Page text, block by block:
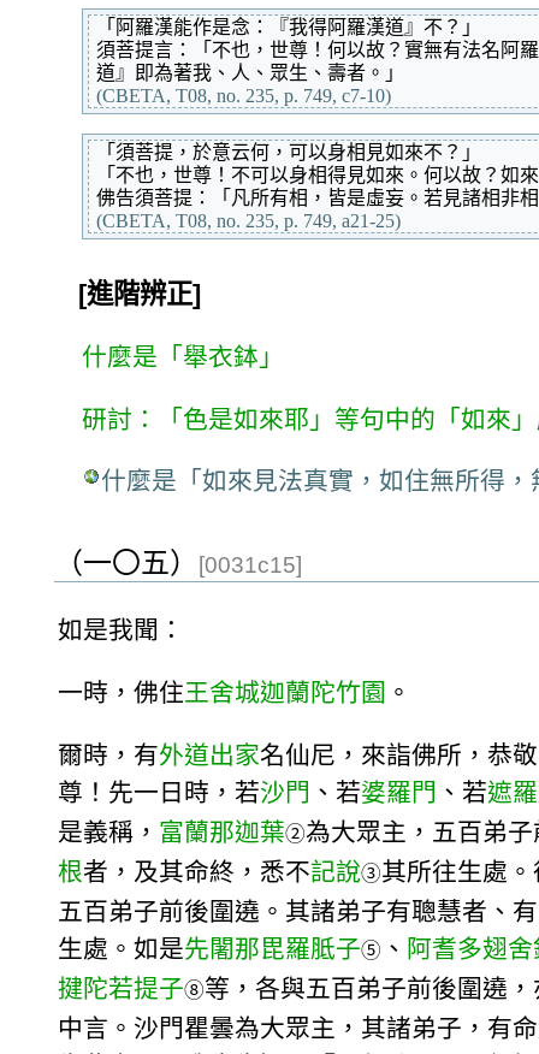
「阿羅漢能作是念：『我得阿羅漢道』不？」
須菩提言：「不也，世尊！何以故？實無有法名阿
道』即為著我、人、眾生、壽者。」
(CBETA, T08, no. 235, p. 749, c7-10)
「須菩提，於意云何，可以身相見如來不？」
「不也，世尊！不可以身相得見如來。何以故？如
佛告須菩提：「凡所有相，皆是虛妄。若見諸相非
(CBETA, T08, no. 235, p. 749, a21-25)
[進階辨正]
什麼是「舉衣鉢」
研討：「色是如來耶」等句中的「如來
什麼是「如來見法真實，如住無所得，
（一〇五） [0031c15]
如是我聞：
一時，佛住王舍城迦蘭陀竹園 。
爾時，有外道出家名仙尼，來詣佛所，恭
尊！先一日時，若沙門 、若婆羅門 、若遮
是義稱， 富蘭那迦葉②為大眾主，五百弟子
根者，及其命終，悉不記說③其所往生處。
五百弟子前後圍遶。其諸弟子有聰慧者、
生處。如是先闍那毘羅胝子⑤ 、 阿耆多翅
揵陀若提子⑧等，各與五百弟子前後圍遶
中言。沙門瞿曇為大眾主，其諸弟子，有